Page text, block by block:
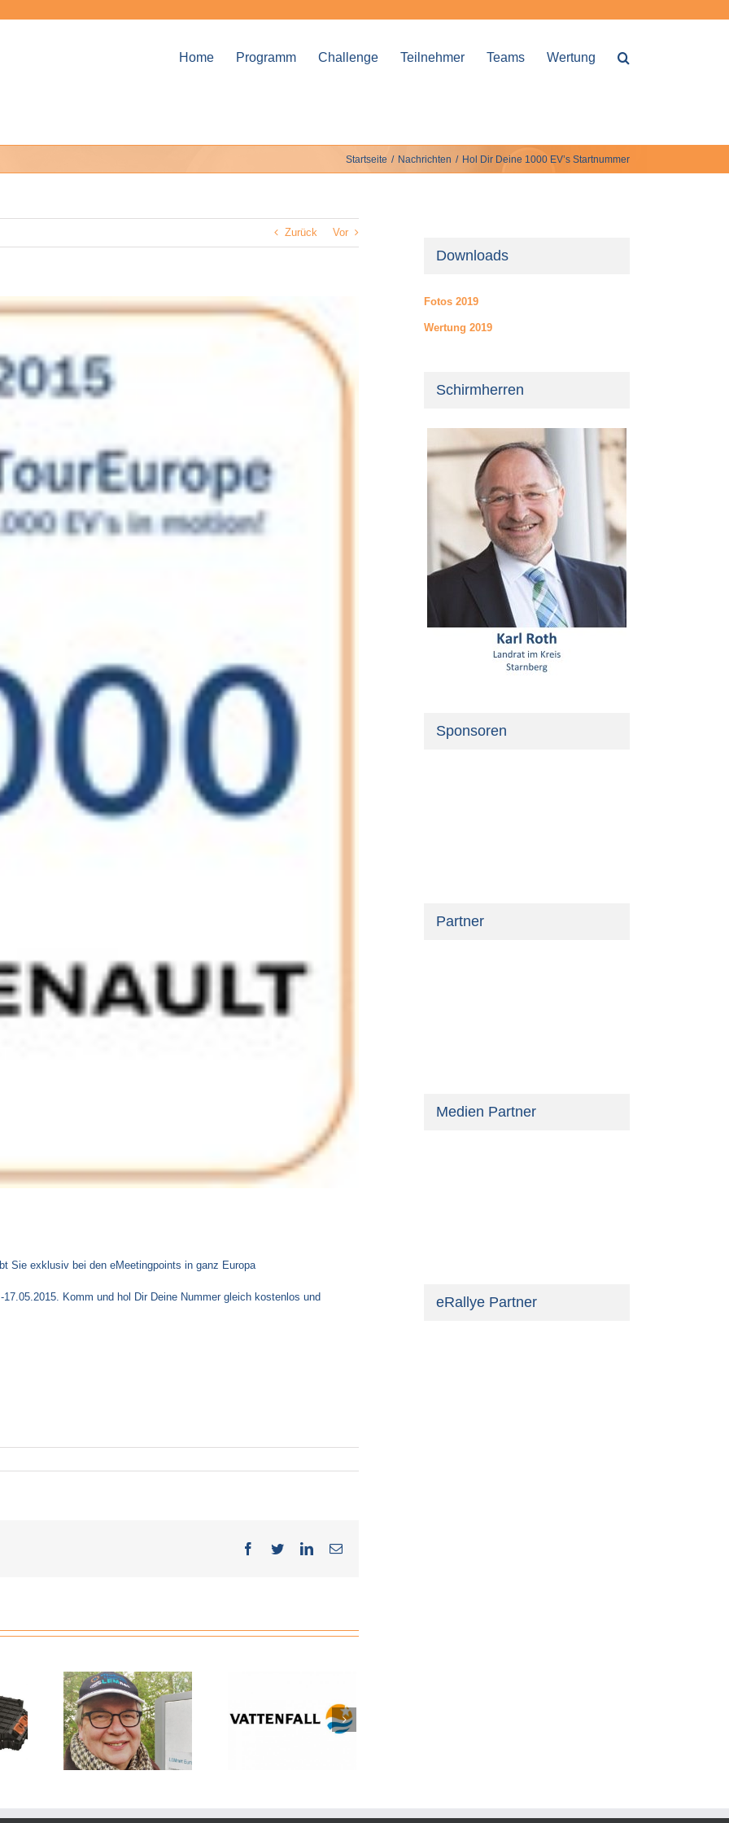
Home Programm Challenge Teilnehmer Teams Wertung
Startseite / Nachrichten / Hol Dir Deine 1000 EV’s Startnummer
Zurück Vor
Sie exklusiv bei den eMeetingpoints in ganz Europa
Komm und hol Dir Deine Nummer gleich kostenlos und
Facebook
TwitterLinkedIn
E-
–
e.V.
Vattenfall is
switching its whole
car fleet to electric
vehicles
Sodetrel Launch
Partnership to
Downloads
Fotos 2019
Wertung 2019
Schirmherren
Sponsoren
Partner
Medien Partner
eRallye Partner